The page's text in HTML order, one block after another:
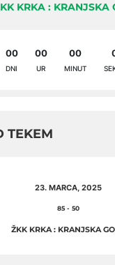
KRKA : KRANJSKA
00
DNI
00
UR
00
MINUT
TEKEM
23. MARCA, 2025
85 - 50
ŽKK KRKA : KRANJSKA